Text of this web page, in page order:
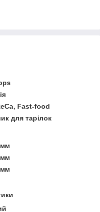
Fast-food
для тарілок
мм